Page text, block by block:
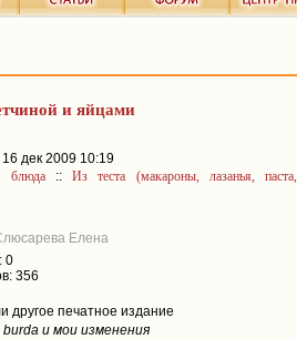
и яйцами
16 дек 2009 10:19
блюда:: Из теста (макароны, лазанья, паста,
Елена
0
356
другое печатное издание
burda и мои изменения